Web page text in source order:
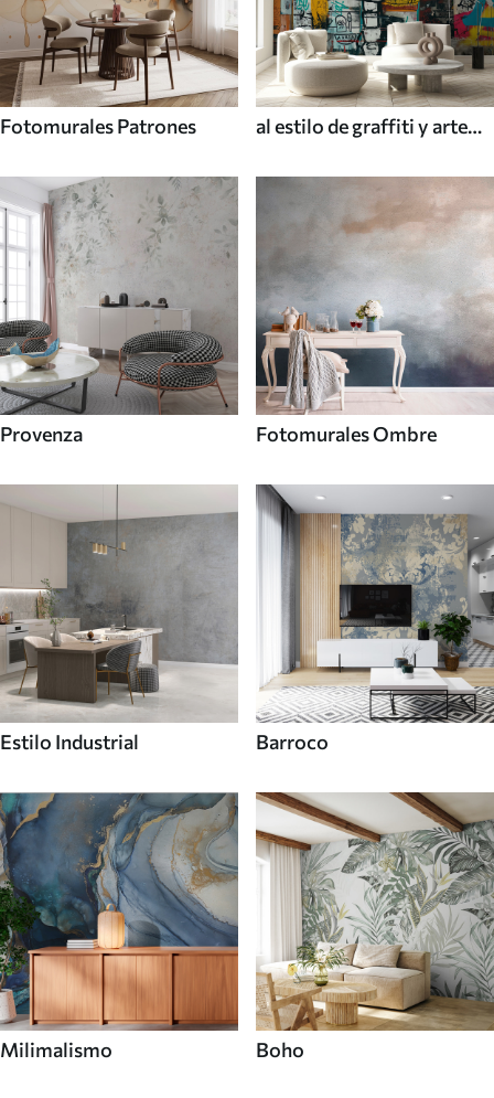
Fotomurales Patrones
al estilo de graffiti y arte
Provenza Fotomurales Ombre
Estilo Industrial Barroco
Milimalismo Boho